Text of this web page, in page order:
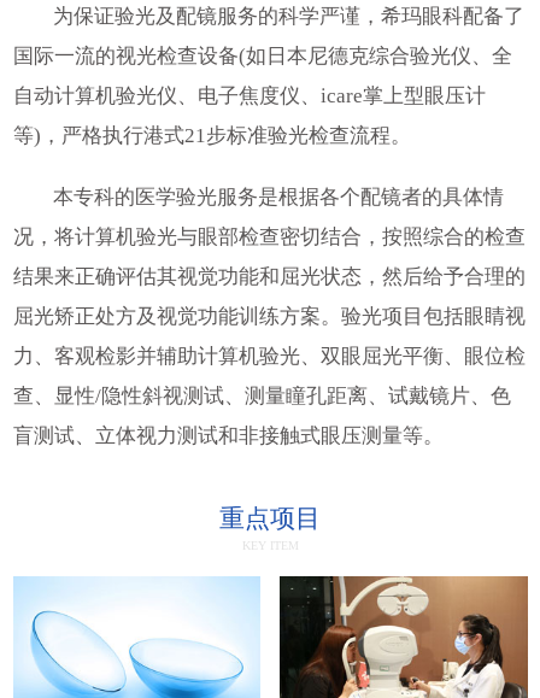
为保证验光及配镜服务的科学严谨，希玛眼科配备了
国际一流的视光检查设备(如日本尼德克综合验光仪、全
自动计算机验光仪、电子焦度仪、icare掌上型眼压计
等)，严格执行港式21步标准验光检查流程。
本专科的医学验光服务是根据各个配镜者的具体情
况，将计算机验光与眼部检查密切结合，按照综合的检查
结果来正确评估其视觉功能和屈光状态，然后给予合理的
屈光矫正处方及视觉功能训练方案。验光项目包括眼睛视
力、客观检影并辅助计算机验光、双眼屈光平衡、眼位检
查、显性/隐性斜视测试、测量瞳孔距离、试戴镜片、色
盲测试、立体视力测试和非接触式眼压测量等。
重点项目
KEY ITEM